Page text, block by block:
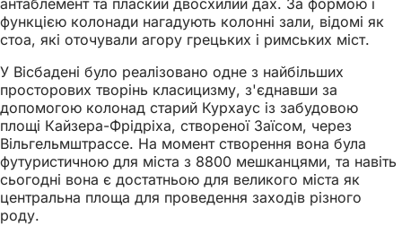
антаблемент та плаский двосхилий дах. За формою і
функцією колонади нагадують колонні зали, відомі як
стоа, які оточували агору грецьких і римських міст.
У Вісбадені було реалізовано одне з найбільших
просторових творінь класицизму, з'єднавши за
допомогою колонад старий Курхаус із забудовою
площі Кайзера-Фрідріха, створеної Заїсом, через
Вільгельмштрассе. На момент створення вона була
футуристичною для міста з 8800 мешканцями, та навіть
сьогодні вона є достатньою для великого міста як
центральна площа для проведення заходів різного
роду.